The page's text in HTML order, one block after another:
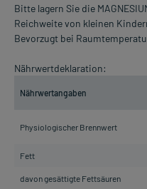
Bitte lagern Sie die
Reichweite von kleinen
Bevorzugt bei
Nährwertdeklaration:
Nährwertangaben
Physiologischer Brennwert
Fett
davon gesättigte Fettsäuren